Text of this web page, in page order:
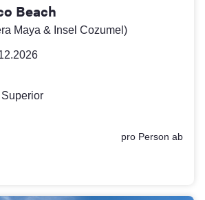
Beach
Maya & Insel Cozumel)
pro Person ab